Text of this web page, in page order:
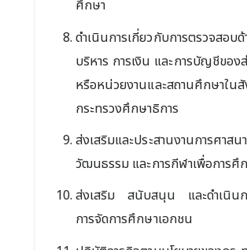
ศึกษา
ดำเนินการเกี่ยวกับการตรวจสอบด้
บริหาร การเงิน และการบัญชีของ
หรือหน่วยงานและสถานศึกษาใน
กระทรวงศึกษาธิการ
ส่งเสริมและประสานงานการศ
วัฒนธรรม และการกีฬาเพื่อการศึ
ส่งเสริม สนับสนุน และดำเนินก
การจัดการศึกษาเอกชน